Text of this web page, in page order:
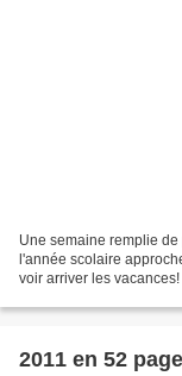
Une semaine remplie
l'année scolaire
voir arriver les
2011 en 52